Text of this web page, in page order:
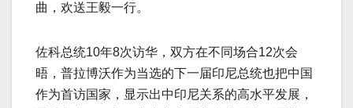
曲，欢送王毅一行。
佐科总统10年8次访华，双方在不同场合12次会
晤，普拉博沃作为当选的下一届印尼总统也把中国
作为首访国家，显示出中印尼关系的高水平发展，